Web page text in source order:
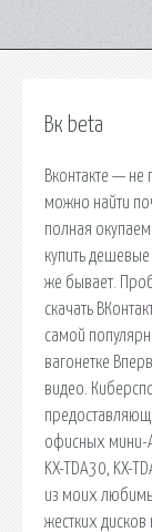
Вк beta
Вконтакте — не
можно найти
полная
купить
же бывает.
скачать
самой
вагонетке
видео.
офисных мини-
KX-TDA30, KX-
из моих
жестких